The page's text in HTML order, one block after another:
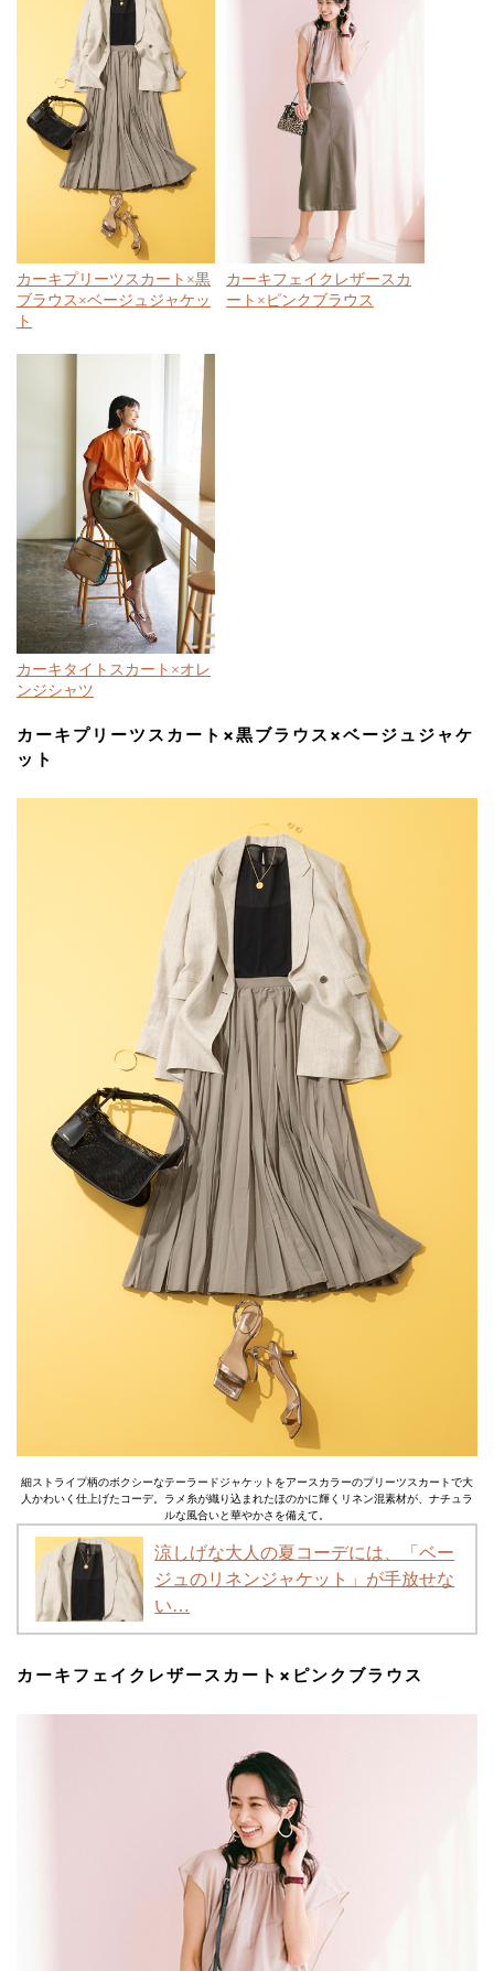
カーキプリーツスカート×黒
ブラウス×ベージュジャケッ
ト
カーキフェイクレザースカ
ート×ピンクブラウス
カーキタイトスカート×オレ
ンジシャツ
カーキプリーツスカート×黒ブラウス×ベージュジャケ
ット
細ストライプ柄のボクシーなテーラードジャケットをアースカラーのプリーツスカートで大
人かわいく仕上げたコーデ。ラメ糸が織り込まれたほのかに輝くリネン混素材が、ナチュラ
ルな風合いと華やかさを備えて。
涼しげな大人の夏コーデには、「ベー
ジュのリネンジャケット」が手放せな
い…
カーキフェイクレザースカート×ピンクブラウス